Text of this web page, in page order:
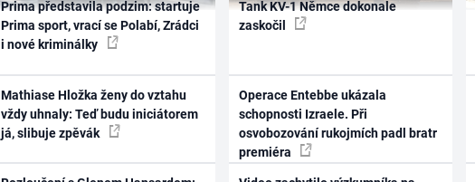
Prima představila podzim: startuje
Prima sport, vrací se Polabí, Zrádci
i nové kriminálky
Mathiase Hložka ženy do vztahu
vždy uhnaly: Teď budu iniciátorem
já, slibuje zpěvák
Tank KV-1 Němce dokonale
zaskočil
Operace Entebbe ukázala
schopnosti Izraele. Při
osvobozování rukojmích padl bratr
premiéra